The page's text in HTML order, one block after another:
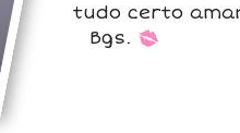
tudo certo
Bgs. *